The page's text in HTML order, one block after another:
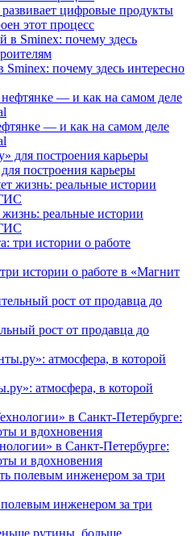
цифровые продукты
этот процесс
почему здесь интересно
— и как на самом деле
построения карьеры
жизнь: реальные истории
истории о работе в «Магнит
рост от продавца до
атмосфера, в которой
в Санкт-Петербурге:
и вдохновения
инженером за три